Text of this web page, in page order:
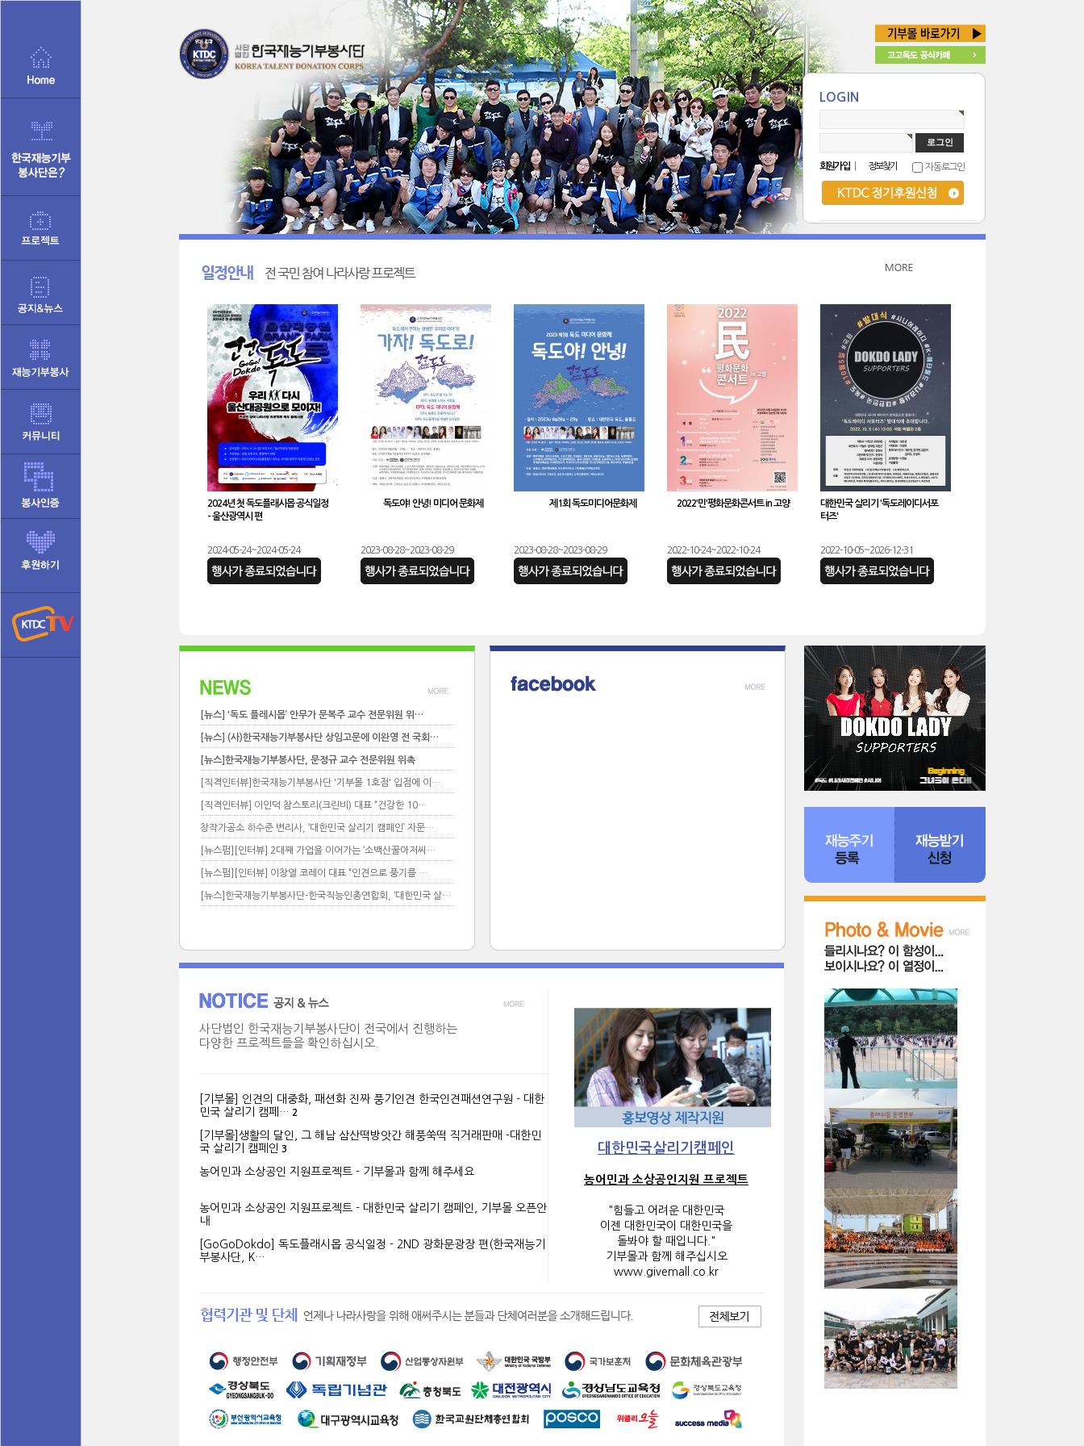
LOGIN
회원가입| 정보찾기 자동로그인
2024년 첫 독도플래시몹 공식일정
- 울산광역시 편
2024-05-24~2024-05-24
독도야! 안녕! 미디어 문화제
2023-08-28~2023-08-29
제1회 독도미디어문화제
2023-08-28~2023-08-29
2022'민'평화문화콘서트 in 고양
2022-10-24~2022-10-24
대한민국 살리기 '독도레이디서포
터즈'
2022-10-05~2026-12-31
[뉴스] '독도 플레시몹’ 안무가 문복주 교수 전문위원 위…
[뉴스] (사)한국재능기부봉사단 상임고문에 이완영 전 국회…
[뉴스]한국재능기부봉사단, 문정규 교수 전문위원 위촉
[직격인터뷰]한국재능기부봉사단 '기부몰 1호점' 입점에 이…
[직격인터뷰] 이인덕 참스토리(크린비) 대표 “건강한 10…
창작가공소 하수준 변리사, ‘대한민국 살리기 캠페인’ 자문…
[뉴스펌][인터뷰] 2대째 가업을 이어가는 ‘소백산꿀아저씨…
[뉴스펌][인터뷰] 이창열 코레이 대표 “인견으로 풍기를 …
[뉴스]한국재능기부봉사단-한국직능인총연합회, ‘대한민국 살…
사단법인 한국재능기부봉사단이 전국에서 진행하는
다양한 프로젝트들을 확인하십시오.
[기부몰] 인견의 대중화, 패션화 진짜 풍기인견 한국인견패션연구원 - 대한
민국 살리기 캠페… 2
[기부몰]생활의 달인, 그 해남 삼산떡방앗간 해풍쑥떡 직거래판매 -대한민
국 살리기 캠페인 3
농어민과 소상공인 지원프로젝트 - 기부몰과 함께 해주세요
농어민과 소상공인 지원프로젝트 - 대한민국 살리기 캠페인, 기부몰 오픈안
내
[GoGoDokdo] 독도플래시몹 공식일정 - 2ND 광화문광장 편(한국재능기
부봉사단, K…
대한민국살리기캠페인
농어민과 소상공인지원 프로젝트
"힘들고 어려운 대한민국
이젠 대한민국이 대한민국을
돌봐야 할 때입니다."
기부몰과 함께 해주십시오
www.givemall.co.kr